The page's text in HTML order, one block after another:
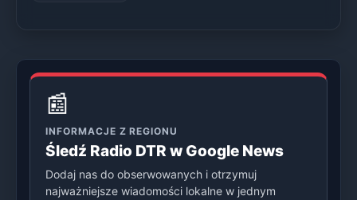
📰
INFORMACJE Z REGIONU
Śledź Radio DTR w Google News
Dodaj nas do obserwowanych i otrzymuj
najważniejsze wiadomości lokalne w jednym